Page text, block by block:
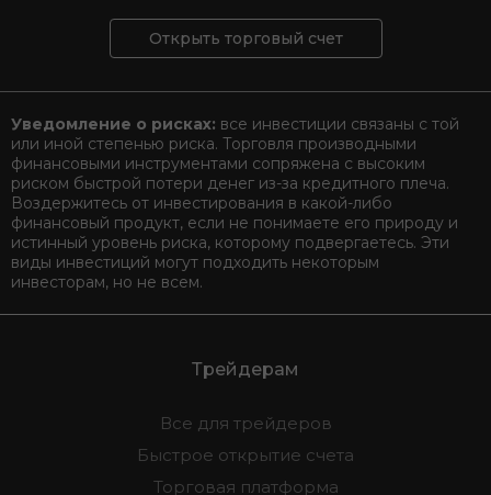
Открыть торговый счет
Уведомление о рисках: все инвестиции связаны с той
или иной степенью риска. Торговля производными
финансовыми инструментами сопряжена с высоким
риском быстрой потери денег из-за кредитного плеча.
Воздержитесь от инвестирования в какой-либо
финансовый продукт, если не понимаете его природу и
истинный уровень риска, которому подвергаетесь. Эти
виды инвестиций могут подходить некоторым
инвесторам, но не всем.
Трейдерам
Все для трейдеров
Быстрое открытие счета
Торговая платформа